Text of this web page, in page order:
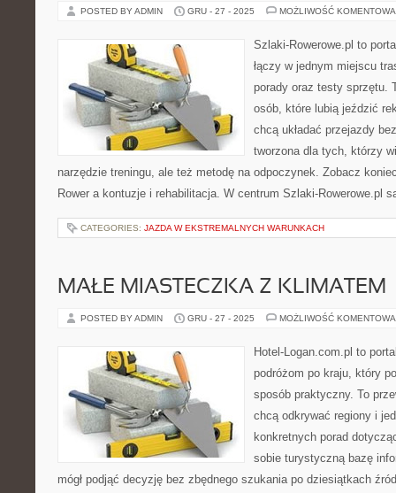
POSTED BY ADMIN GRU - 27 - 2025 MOŻLIWOŚĆ
Szlaki-Rowerowe.pl to
łączy w jednym miejscu
porady oraz testy sprzętu.
osób, które lubią jeździć
chcą układać przejazdy
tworzona dla tych, którzy
narzędzie treningu, ale też metodę na odpoczynek. Zobacz
Rower a kontuzje i rehabilitacja. W centrum Szlaki-Rowerowe.pl
CATEGORIES: JAZDA W EKSTREMALNYCH WARUNKACH
MAŁE MIASTECZKA Z KLIMATEM
POSTED BY ADMIN GRU - 27 - 2025 MOŻLIWOŚĆ
Hotel-Logan.com.pl to
podróżom po kraju, który
sposób praktyczny. To
chcą odkrywać regiony i
konkretnych porad
sobie turystyczną bazę
mógł podjąć decyzję bez zbędnego szukania po dziesiątkach